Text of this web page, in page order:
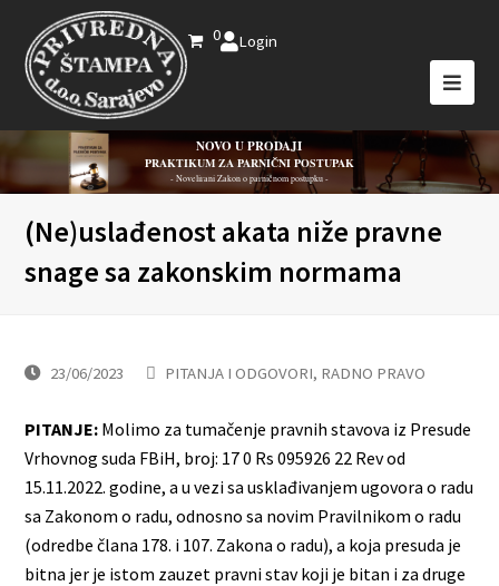
0 Login
NOVO U PRODAJI
PRAKTIKUM ZA PARNIČNI POSTUPAK
- Novelirani Zakon o parničnom postupku -
(Ne)uslađenost akata niže pravne
snage sa zakonskim normama
23/06/2023 PITANJA I ODGOVORI, RADNO PRAVO
PITANJE: Molimo za tumačenje pravnih stavova iz Presude
Vrhovnog suda FBiH, broj: 17 0 Rs 095926 22 Rev od
15.11.2022. godine, a u vezi sa usklađivanjem ugovora o radu
sa Zakonom o radu, odnosno sa novim Pravilnikom o radu
(odredbe člana 178. i 107. Zakona o radu), a koja presuda je
bitna jer je istom zauzet pravni stav koji je bitan i za druge